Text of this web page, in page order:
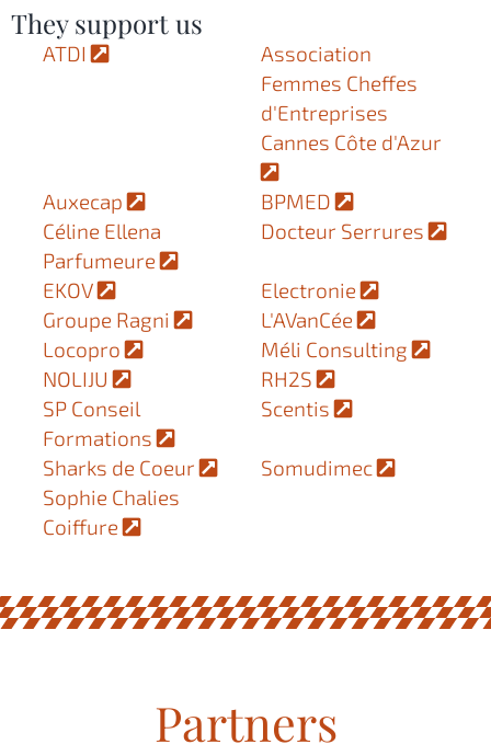
They support us
ATDI
Association
Femmes Cheffes
d'Entreprises
Cannes Côte d'Azur
Auxecap
BPMED
Céline Ellena
Parfumeure
Docteur Serrures
EKOV
Electronie
Groupe Ragni
L'AVanCée
Locopro
Méli Consulting
NOLIJU
RH2S
SP Conseil
Formations
Scentis
Sharks de Coeur
Somudimec
Sophie Chalies
Coiffure
Partners